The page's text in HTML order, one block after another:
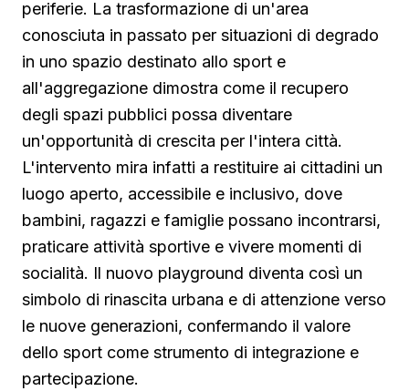
periferie. La trasformazione di un'area
conosciuta in passato per situazioni di degrado
in uno spazio destinato allo sport e
all'aggregazione dimostra come il recupero
degli spazi pubblici possa diventare
un'opportunità di crescita per l'intera città.
L'intervento mira infatti a restituire ai cittadini un
luogo aperto, accessibile e inclusivo, dove
bambini, ragazzi e famiglie possano incontrarsi,
praticare attività sportive e vivere momenti di
socialità. Il nuovo playground diventa così un
simbolo di rinascita urbana e di attenzione verso
le nuove generazioni, confermando il valore
dello sport come strumento di integrazione e
partecipazione.